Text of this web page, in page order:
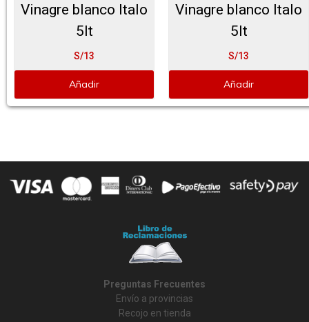
Vinagre blanco Italo
5lt
S/13
Añadir
Vinagre blanco Italo
5lt
S/13
Añadir
Preguntas Frecuentes
Envío a provincias
Recojo en tienda